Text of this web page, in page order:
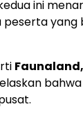
ini